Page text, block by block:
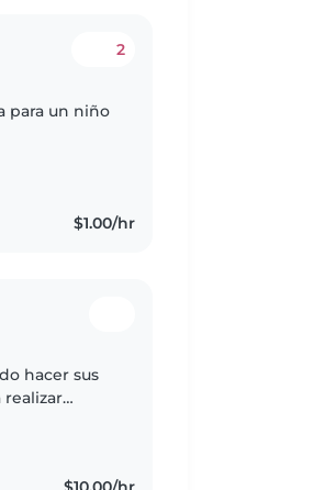
2
para un niño
$1.00/hr
hacer sus
realizar